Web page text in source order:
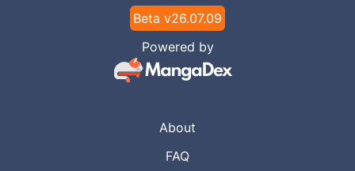
Beta v26.07.09
Powered by
About
FAQ